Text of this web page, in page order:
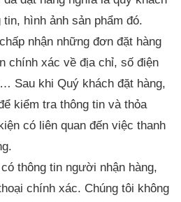
hình ảnh sản phẩm đó.
nhận những đơn đặt hàng
chính xác về địa chỉ, số điện
Sau khi Quý khách đặt hàng,
kiểm tra thông tin và thỏa
có liên quan đến việc thanh
thông tin người nhận hàng,
chính xác. Chúng tôi không